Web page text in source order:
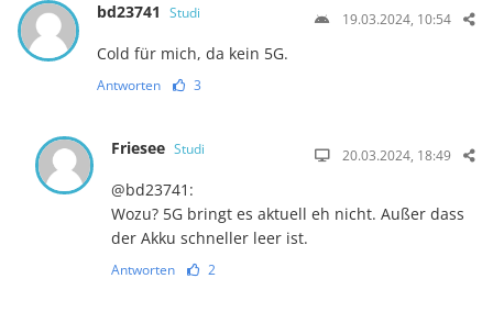
bd23741 Studi 19.03.2024, 10:54
Cold für mich, da kein 5G.
Antworten 3
Friesee Studi 20.03.2024, 18:49
@bd23741:
Wozu? 5G bringt es aktuell eh nicht. Außer dass
der Akku schneller leer ist.
Antworten 2